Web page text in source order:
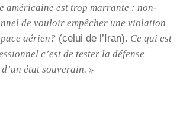
américaine est trop marrante : non-
de vouloir empêcher une violation
aérien? (celui de l’Iran). Ce qui est
c’est de tester la défense
état souverain. »